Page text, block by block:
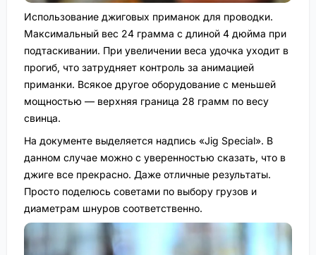
Использование джиговых приманок для проводки.
Максимальный вес 24 грамма с длиной 4 дюйма при
подтаскивании. При увеличении веса удочка уходит в
прогиб, что затрудняет контроль за анимацией
приманки. Всякое другое оборудование с меньшей
мощностью — верхняя граница 28 грамм по весу
свинца.
На документе выделяется надпись «Jig Speсial». В
данном случае можно с уверенностью сказать, что в
джиге все прекрасно. Даже отличные результаты.
Просто поделюсь советами по выбору грузов и
диаметрам шнуров соответственно.